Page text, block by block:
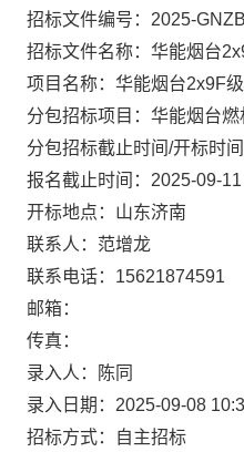
招标文件编号：2025-
招标文件名称：华能烟台
项目名称：华能烟台2x9F
分包招标项目：华能烟台
分包招标截止时间/开标时
报名截止时间：2025-09-
开标地点：山东济南
联系人：范增龙
联系电话：15621874591
邮箱：
传真：
录入人：陈同
录入日期：2025-09-08
招标方式：自主招标